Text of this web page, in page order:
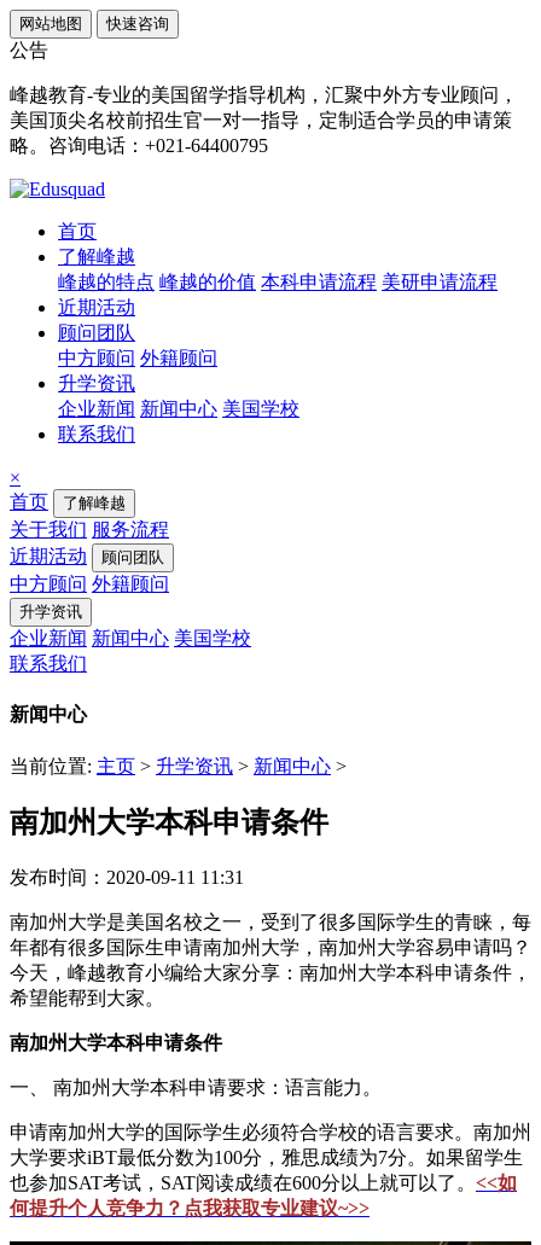
网站地图 快速咨询
公告
峰越教育-专业的美国留学指导机构，汇聚中外方专业顾问，
美国顶尖名校前招生官一对一指导，定制适合学员的申请策
略。咨询电话：+021-64400795
首页
了解峰越
峰越的特点 峰越的价值 本科申请流程 美研申请流程
近期活动
顾问团队
中方顾问 外籍顾问
升学资讯
企业新闻 新闻中心 美国学校
联系我们
×
首页
了解峰越
关于我们 服务流程
近期活动
顾问团队
中方顾问 外籍顾问
升学资讯
企业新闻 新闻中心 美国学校
联系我们
新闻中心
当前位置: 主页 > 升学资讯 > 新闻中心 >
南加州大学本科申请条件
发布时间：2020-09-11 11:31
南加州大学是美国名校之一，受到了很多国际学生的青睐，每
年都有很多国际生申请南加州大学，南加州大学容易申请吗？
今天，峰越教育小编给大家分享：南加州大学本科申请条件，
希望能帮到大家。
南加州大学本科申请条件
一、 南加州大学本科申请要求：语言能力。
申请南加州大学的国际学生必须符合学校的语言要求。南加州
大学要求iBT最低分数为100分，雅思成绩为7分。如果留学生
也参加SAT考试，SAT阅读成绩在600分以上就可以了。 <<如
何提升个人竞争力？点我获取专业建议~>>